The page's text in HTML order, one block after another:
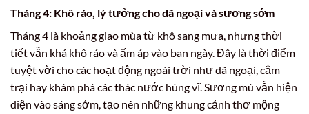
Tháng 4: Khô ráo, lý tưởng cho dã ngoại và sương sớm
Tháng 4 là khoảng giao mùa từ khô sang mưa, nhưng thời
tiết vẫn khá khô ráo và ấm áp vào ban ngày. Đây là thời điểm
tuyệt vời cho các hoạt động ngoài trời như dã ngoại, cắm
trại hay khám phá các thác nước hùng vĩ. Sương mù vẫn hiện
diện vào sáng sớm, tạo nên những khung cảnh thơ mộng